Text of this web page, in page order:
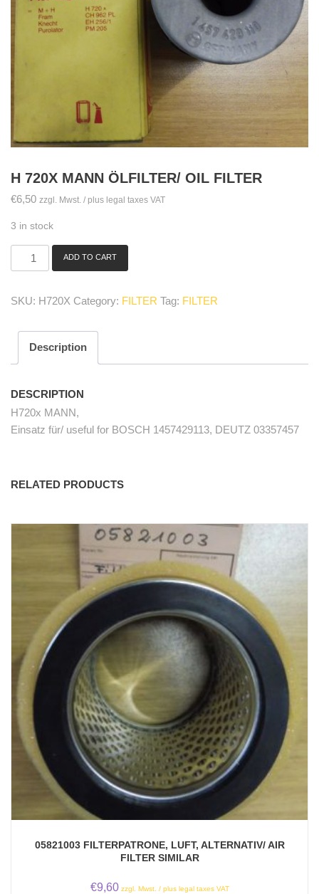
H 720X MANN ÖLFILTER/ OIL FILTER
€6,50 zzgl. Mwst. / plus legal taxes VAT
3 in stock
Ölfilter/
filter
quantity
ADD TO CART
SKU: H720X Category: FILTER Tag: FILTER
Description
DESCRIPTION
H720x MANN,
Einsatz für/ useful for BOSCH 1457429113, DEUTZ 03357457
RELATED PRODUCTS
05821003 FILTERPATRONE, LUFT, ALTERNATIV/ AIR
FILTER SIMILAR
€9,60 zzgl. Mwst. / plus legal taxes VAT